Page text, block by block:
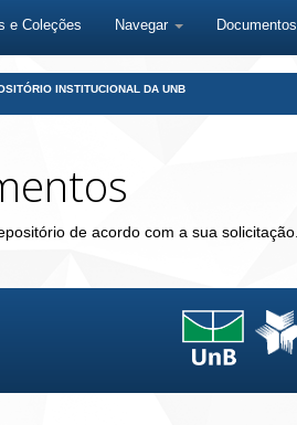
e Coleções Navegar Documentos
INSTITUCIONAL DA UNB
de acordo com a sua solicitação.